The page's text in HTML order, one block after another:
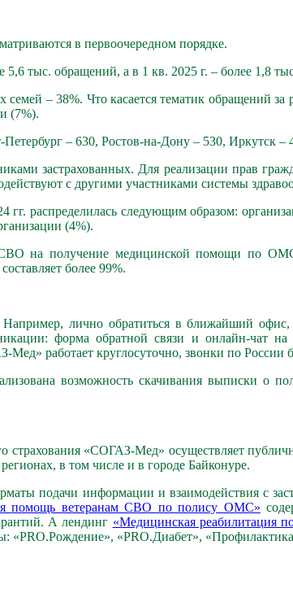
в первоочередном порядке.
тыс. обращений, а в 1 кв. 2025 г. – более 1,8
– 38%. Что касается тематик обращений
(7%).
– 630, Ростов-на-Дону – 530, Иркутск –
застрахованных. Для реализации прав
с другими участниками системы
распределилась следующим образом:
(4%).
на получение медицинской помощи по
более 99%.
лично обратиться в ближайший офис,
форма обратной связи и онлайн-чат
работает круглосуточно, звонки по России
возможность скачивания выписки о
страхования «СОГАЗ-Мед» осуществляет
в том числе и в городе Байконуре.
подачи информации и взаимодействия с
помощь ветеранам СВО по полису ОМС»
А лендинг «Медицинская реабилитация
«PRO.Диабет»,